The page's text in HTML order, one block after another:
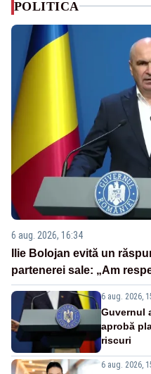
POLITICA
6 aug. 2026, 16:34
Ilie Bolojan evită un
partenerei sale: „Am
6 aug. 2026,
Guvernul
aprobă
riscuri
6 aug. 2026,